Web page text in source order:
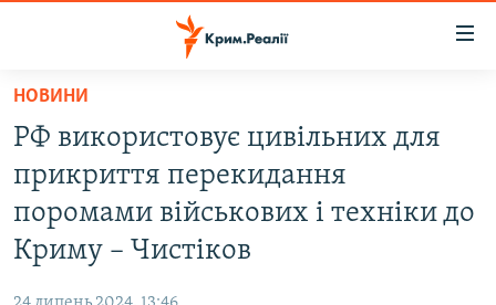
Перейти
основного
матеріалу
Перейти
до
основної
ВОДА.КРИМ
ВІДЕО ТА ФОТО
ПОЛІТИКА
НОВИНИ
РФ використовує цивільних для
прикриття перекидання
поромами військових і техніки до
Криму – Чистіков